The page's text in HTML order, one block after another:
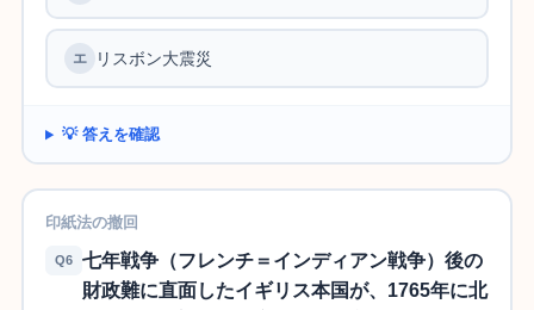
エ リスボン大震災
💡 答えを確認
印紙法の撤回
Q6
七年戦争（フレンチ＝インディアン戦争）後の
財政難に直面したイギリス本国が、1765年に北